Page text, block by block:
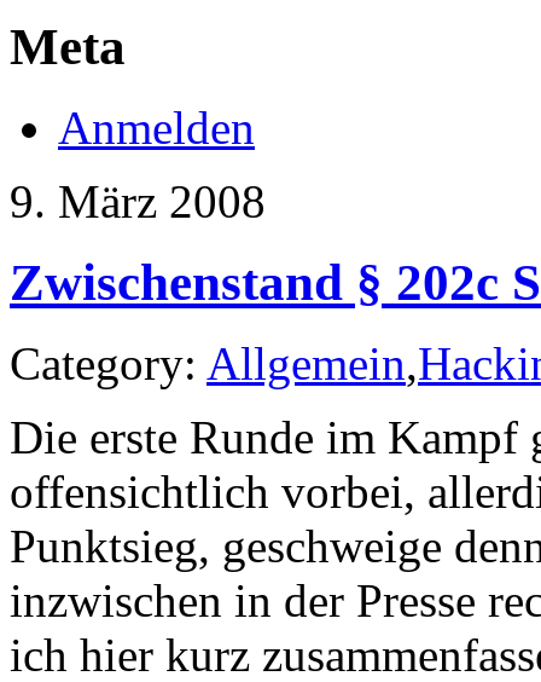
Meta
Anmelden
9. März 2008
Zwischenstand § 202c
Category: Allgemein,
Die erste Runde im Kampf
offensichtlich vorbei,
Punktsieg, geschweige
inzwischen in der Presse
ich hier kurz